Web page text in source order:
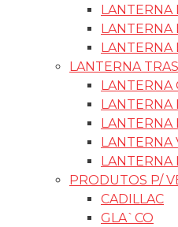
LANTERNA
LANTERNA
LANTERNA
LANTERNA
LANTERNA
LANTERNA
LANTERNA
LANTERNA
PRODUTOS P/
CADILLAC
GLA`CO